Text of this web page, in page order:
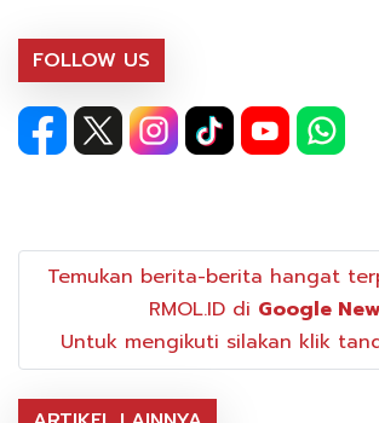
FOLLOW US
Temukan berita-berita hangat
RMOL.ID di Google
Untuk mengikuti silakan klik